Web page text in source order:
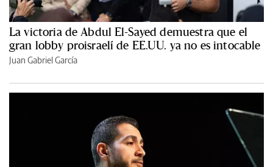
La victoria de Abdul El-Sayed demuestra que el
gran lobby proisraelí de EE.UU. ya no es intocable
Juan Gabriel García